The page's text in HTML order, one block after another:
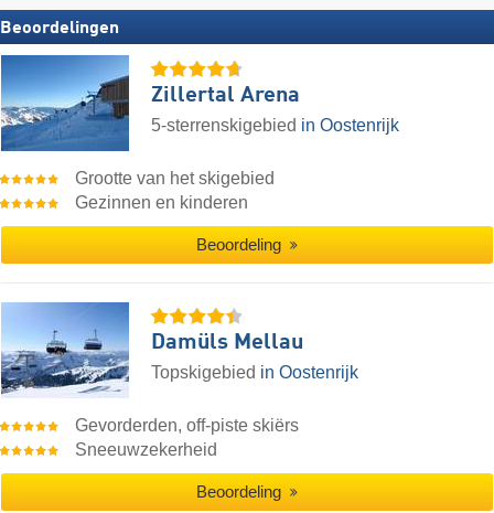
Beoordelingen
Zillertal Arena
5-sterrenskigebied in Oostenrijk
Grootte van het skigebied
Gezinnen en kinderen
Beoordeling
Damüls Mellau
Topskigebied in Oostenrijk
Gevorderden, off-piste skiërs
Sneeuwzekerheid
Beoordeling